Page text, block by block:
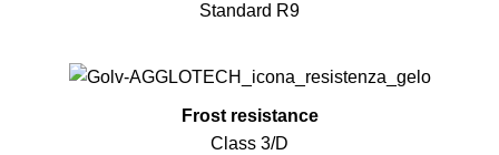
Standard R9
Frost resistance
Class 3/D